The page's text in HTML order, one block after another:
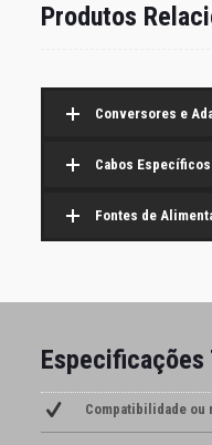
Produtos
Conversores e
Cabos Específicos
Fontes de
Especificações
Compatibilidade ou